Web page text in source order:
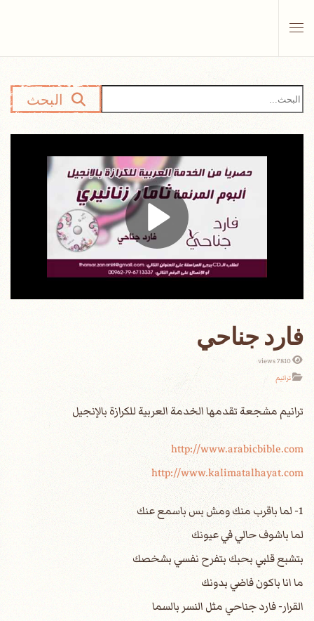
البحث
فارد جناحي
7810 views
ترانيم
http://www.arabicbible.com
http://www.kalimatalhayat.com
1- لما باقرب منك ومش بس باسمع عنك
لما باشوف حالي في عيونك
بتشبع قلبي بحبك بتفرح نفسي بشخصك
ما انا باكون فاضي بدونك
القرار- فارد جناحي مثل النسر بالسما